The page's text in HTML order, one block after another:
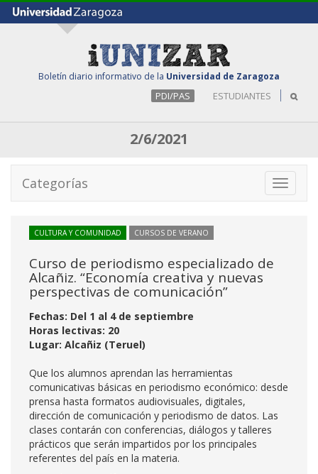
Boletín diario informativo de la Universidad de Zaragoza
PDI/PAS ESTUDIANTES
2/6/2021
Toggle
Categorías
CULTURA Y COMUNIDAD CURSOS DE VERANO
Curso de periodismo especializado de
Alcañiz. “Economía creativa y nuevas
perspectivas de comunicación”
Fechas: Del 1 al 4 de septiembre
Horas lectivas: 20
Lugar: Alcañiz (Teruel)
Que los alumnos aprendan las herramientas
comunicativas básicas en periodismo económico: desde
prensa hasta formatos audiovisuales, digitales,
dirección de comunicación y periodismo de datos. Las
clases contarán con conferencias, diálogos y talleres
prácticos que serán impartidos por los principales
referentes del país en la materia.